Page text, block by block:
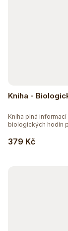
Kniha -
379 Kč
Kniha plná
biologických hodin